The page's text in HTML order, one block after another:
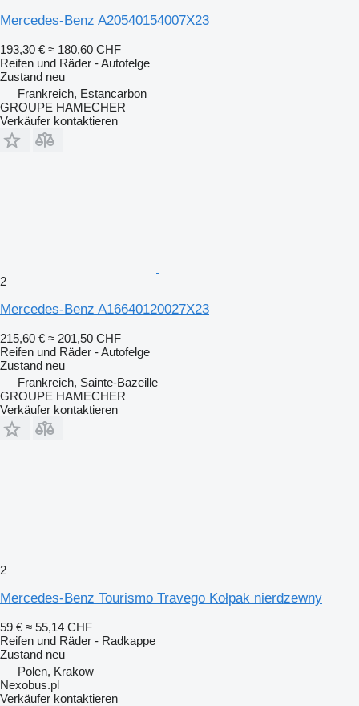
Mercedes-Benz A20540154007X23
193,30 € ≈ 180,60 CHF
Reifen und Räder - Autofelge
Zustand neu
Frankreich, Estancarbon
GROUPE HAMECHER
Verkäufer kontaktieren
2
Mercedes-Benz A16640120027X23
215,60 € ≈ 201,50 CHF
Reifen und Räder - Autofelge
Zustand neu
Frankreich, Sainte-Bazeille
GROUPE HAMECHER
Verkäufer kontaktieren
2
Mercedes-Benz Tourismo Travego Kołpak nierdzewny
59 € ≈ 55,14 CHF
Reifen und Räder - Radkappe
Zustand neu
Polen, Krakow
Nexobus.pl
Verkäufer kontaktieren